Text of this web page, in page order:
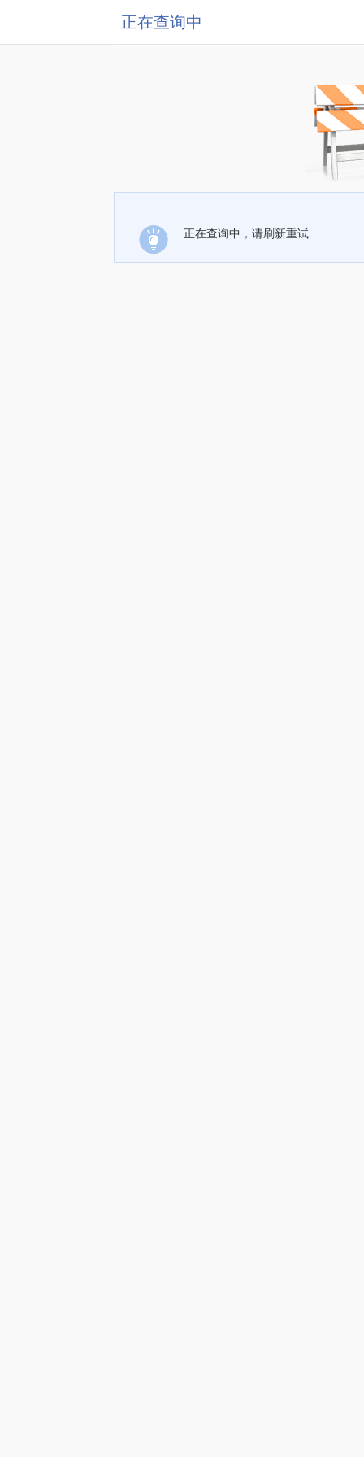
正在查询中
正在查询中，请刷新重试